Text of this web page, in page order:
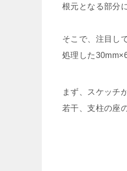
根元となる部分
そこで、注目し
処理した
まず、スケッチ
若干、支柱の座